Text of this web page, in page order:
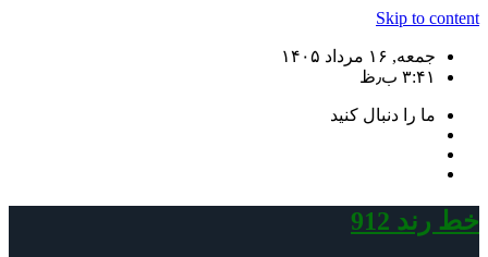
Skip to content
جمعه, ۱۶ مرداد ۱۴۰۵
۳:۴۱ ب٫ظ
ما را دنبال کنید
خط رند 912